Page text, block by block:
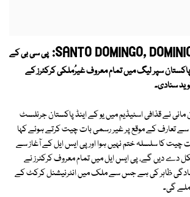
SANTO DOMINGO, پی سی بی کے
سپر لیگ میں تمام معروف غیرُملکی کرکٹرز کے
سنادی۔
نے قذافی اسٹیڈیم میں یو کے اینڈ پاکستان جرنلسٹ
تعارف کے موقع پر غیر رسمی بات چیت کرتے ہوئے کہا
چیت کا سلسلہ ختم نہیں ہوا اور پی ایس ایل کے آغاز سے
دے دیں گے، پی ایس ایل میں تمام معروف کرکٹرز نے
ظاہر کی ہے جس سے ملک میں انٹرنیشنل کرکٹ کے
گی۔